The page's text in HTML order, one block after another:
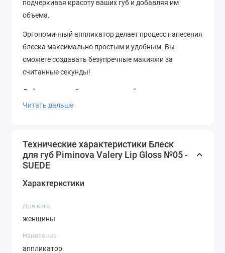
подчеркивая красоту ваших губ и добавляя им
объема.
Эргономичный аппликатор делает процесс нанесения
блеска максимально простым и удобным. Вы
сможете создавать безупречные макияжи за
считанные секунды!
Дайте вашим губам уход, который они заслуживают,
с блеском для губ Suede от Piminova Valery!
Читать дальше
Технические характеристики Блеск
для губ Piminova Valery Lip Gloss №05 -
SUEDE
Характеристики
Для кого
женщины
Нанесение
аппликатор